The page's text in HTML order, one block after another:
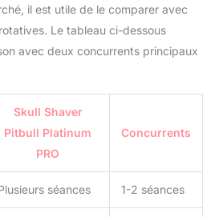
il est utile de le comparer avec
Le tableau ci-dessous
avec deux concurrents principaux
Skull Shaver
Pitbull Platinum
PRO
Concurrents
séances 1-2 séances